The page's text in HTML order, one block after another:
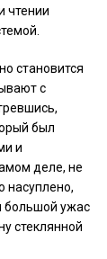
чтении
становится
с
был
и
деле, не
насуплено,
большой ужас
стеклянной